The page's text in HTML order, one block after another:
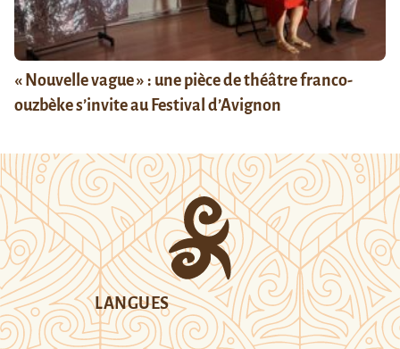
« Nouvelle vague » : une pièce de théâtre franco-
ouzbèke s’invite au Festival d’Avignon
LANGUES